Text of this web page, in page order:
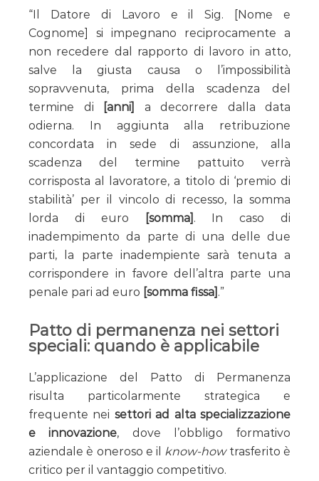
“Il Datore di Lavoro e il Sig. [Nome e
Cognome] si impegnano reciprocamente a
non recedere dal rapporto di lavoro in atto,
salve la giusta causa o l’impossibilità
sopravvenuta, prima della scadenza del
termine di
[anni]
a decorrere dalla data
odierna. In aggiunta alla retribuzione
concordata in sede di assunzione, alla
scadenza del termine pattuito verrà
corrisposta al lavoratore, a titolo di ‘premio di
stabilità’ per il vincolo di recesso, la somma
lorda di euro
[somma] . In caso di
inadempimento da parte di una delle due
parti, la parte inadempiente sarà tenuta a
corrispondere in favore dell’altra parte una
penale pari ad euro [somma fissa] .”
Patto di permanenza nei settori
speciali: quando è applicabile
L’applicazione del Patto di Permanenza
risulta particolarmente strategica e
frequente nei settori ad alta specializzazione
e innovazione, dove l’obbligo formativo
aziendale è oneroso e il know-howtrasferito è
critico per il vantaggio competitivo.